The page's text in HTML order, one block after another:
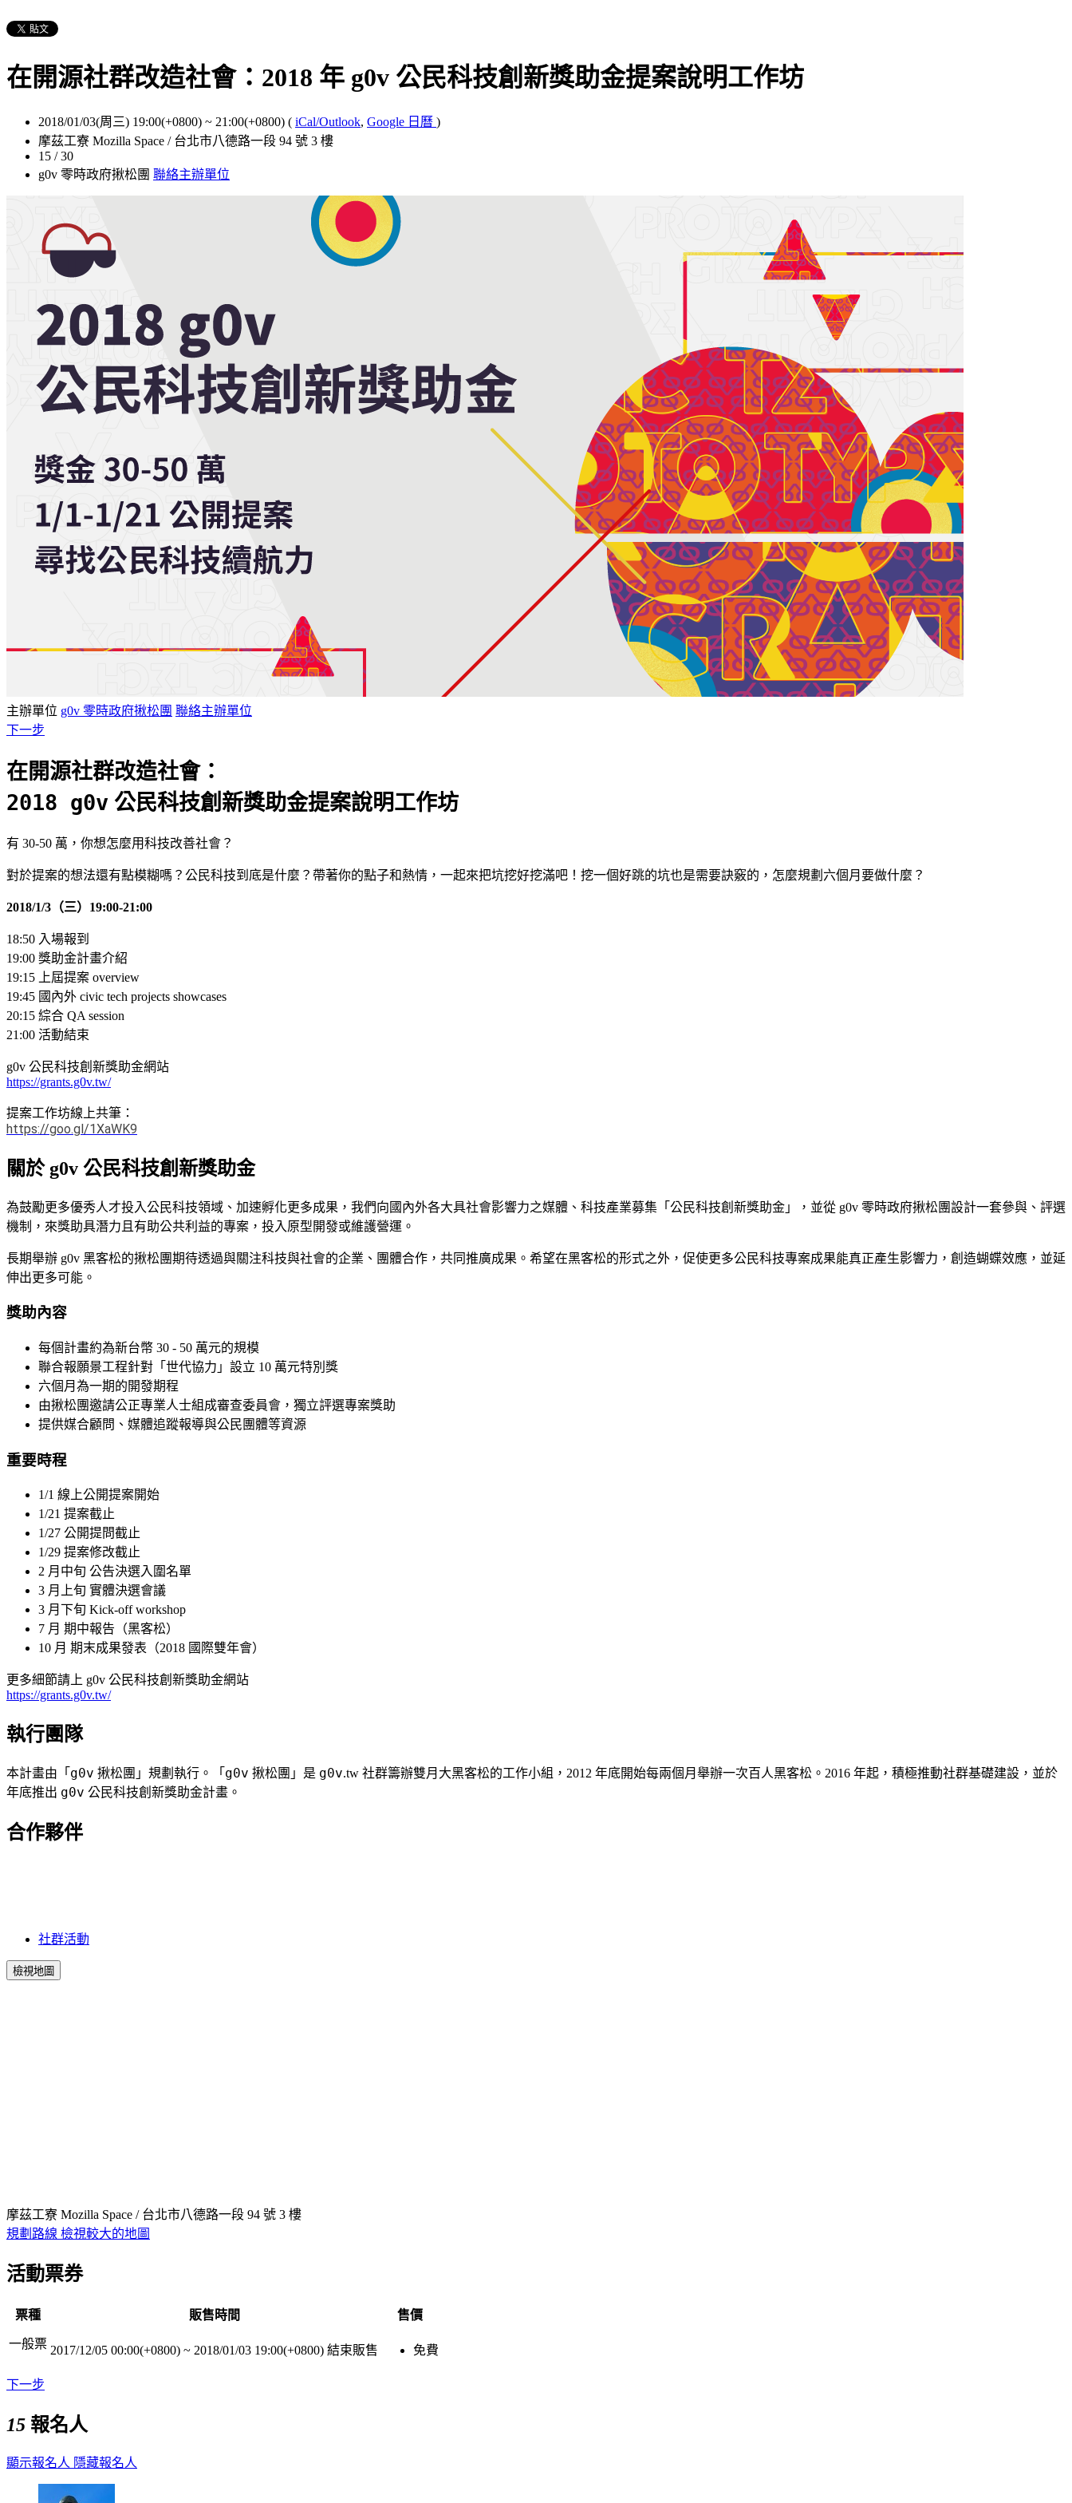
在開源社群改造社會：2018 年 g0v 公民科技創新獎助金提案說明工作坊
2018/01/03(周三) 19:00(+0800) ~ 21:00(+0800) ( iCal/Outlook, Google 日曆 )
摩茲工寮 Mozilla Space / 台北市八德路一段 94 號 3 樓
15 / 30
g0v 零時政府揪松團 聯絡主辦單位
主辦單位 g0v 零時政府揪松團 聯絡主辦單位
下一步
在開源社群改造社會：
2018 g0v 公民科技創新獎助金提案說明工作坊
有 30-50 萬，你想怎麼用科技改善社會？
對於提案的想法還有點模糊嗎？公民科技到底是什麼？帶著你的點子和熱情，一起來把坑挖好挖滿吧！挖一個好跳的坑也是需要訣竅的，怎麼規劃六個月要做什麼？
2018/1/3（三）19:00-21:00
18:50 入場報到
19:00 獎助金計畫介紹
19:15 上屆提案 overview
19:45 國內外 civic tech projects showcases
20:15 綜合 QA session
21:00 活動結束
g0v 公民科技創新獎助金網站
https://grants.g0v.tw/
提案工作坊線上共筆：
https://goo.gl/1XaWK9
關於 g0v 公民科技創新獎助金
為鼓勵更多優秀人才投入公民科技領域、加速孵化更多成果，我們向國內外各大具社會影響力之媒體、科技產業募集「公民科技創新獎助金」，並從 g0v 零時政府揪松團設計一套參與、評選
機制，來獎助具潛力且有助公共利益的專案，投入原型開發或維護營運。
長期舉辦 g0v 黑客松的揪松團期待透過與關注科技與社會的企業、團體合作，共同推廣成果。希望在黑客松的形式之外，促使更多公民科技專案成果能真正產生影響力，創造蝴蝶效應，並延
伸出更多可能。
獎助內容
每個計畫約為新台幣 30 - 50 萬元的規模
聯合報願景工程針對「世代協力」設立 10 萬元特別獎
六個月為一期的開發期程
由揪松團邀請公正專業人士組成審查委員會，獨立評選專案獎助
提供媒合顧問、媒體追蹤報導與公民團體等資源
重要時程
1/1 線上公開提案開始
1/21 提案截止
1/27 公開提問截止
1/29 提案修改截止
2 月中旬 公告決選入圍名單
3 月上旬 實體決選會議
3 月下旬 Kick-off workshop
7 月 期中報告（黑客松）
10 月 期末成果發表（2018 國際雙年會）
更多細節請上 g0v 公民科技創新獎助金網站
https://grants.g0v.tw/
執行團隊
本計畫由「 g0v 揪松團」規劃執行。「 g0v 揪松團」是 g0v.tw 社群籌辦雙月大黑客松的工作小組，2012 年底開始每兩個月舉辦一次百人黑客松。2016 年起，積極推動社群基礎建設，並於
年底推出 g0v 公民科技創新獎助金計畫。
合作夥伴
社群活動
檢視地圖
摩茲工寮 Mozilla Space / 台北市八德路一段 94 號 3 樓
規劃路線 檢視較大的地圖
活動票券
票種 販售時間 售價
一般票 2017/12/05 00:00(+0800) ~ 2018/01/03 19:00(+0800) 結束販售 免費
下一步
15 報名人
顯示報名人 隱藏報名人